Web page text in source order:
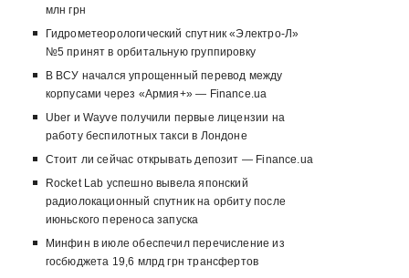
млн грн
Гидрометеорологический спутник «Электро-Л»
№5 принят в орбитальную группировку
В ВСУ начался упрощенный перевод между
корпусами через «Армия+» — Finance.ua
Uber и Wayve получили первые лицензии на
работу беспилотных такси в Лондоне
Стоит ли сейчас открывать депозит — Finance.ua
Rocket Lab успешно вывела японский
радиолокационный спутник на орбиту после
июньского переноса запуска
Минфин в июле обеспечил перечисление из
госбюджета 19,6 млрд грн трансфертов